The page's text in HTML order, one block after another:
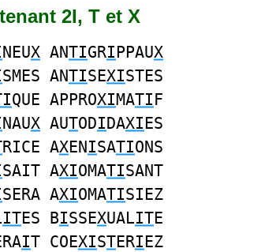
2I, T et X
NEUX ANTIGRIPPAUX
SMES ANTISEXISTES
QUE APPROXIMATIF
NAUX AUTODIDAXIES
RICE AXENISATIONS
SAIT AXIOMATISANT
SERA AXIOMATISIEZ
ITES BISSEXUALITE
IT COEXISTERIEZ